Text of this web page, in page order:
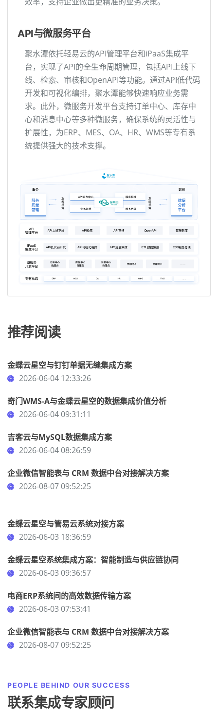
API与微服务平台
聚水潭依托轻易云的API管理平台和iPaaS集成平
台，实现了API的全生命周期管理，包括API上线下
线、检索、审核和OpenAPI等功能。通过API低代码
开发和可视化编排，聚水潭能够快速响应业务需
求。此外，微服务开发平台支持订单中心、库存中
心和消息中心等多种微服务，确保系统的灵活性与
扩展性，为ERP、MES、OA、HR、WMS等专有系
统提供强大的技术支撑。
推荐阅读
金蝶云星空与钉钉单据无缝集成方案
2026-06-04 12:33:26
奇门WMS-A与金蝶云星空的数据集成价值分析
2026-06-04 09:31:11
吉客云与MySQL数据集成方案
2026-06-04 08:26:59
企业微信智能表与 CRM 数据中台对接解决方案
2026-08-07 09:52:25
金蝶云星空与管易云系统对接方案
2026-06-03 18:36:59
金蝶云星空系统集成方案：智能制造与供应链协同
2026-06-03 09:36:57
电商ERP系统间的高效数据传输方案
2026-06-03 07:53:41
企业微信智能表与 CRM 数据中台对接解决方案
2026-08-07 09:52:25
PEOPLE BEHIND OUR SUCCESS
联系集成专家顾问